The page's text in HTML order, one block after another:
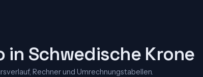
in Schwedische Krone
Rechner und Umrechnungstabellen.